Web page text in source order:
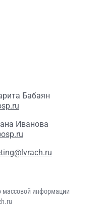
Бабаян
Иванова
массовой информации